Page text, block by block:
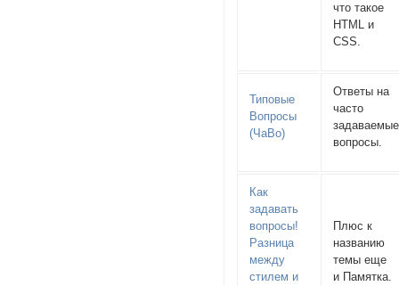
что такое
HTML и
CSS.
Типовые
Вопросы
(ЧаВо)
Ответы на
часто
задаваемые
вопросы.
Как
задавать
вопросы!
Разница
между
стилем и
Плюс к
названию
темы еще
и Памятка.